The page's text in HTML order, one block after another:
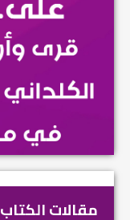
مقالات الكتاب